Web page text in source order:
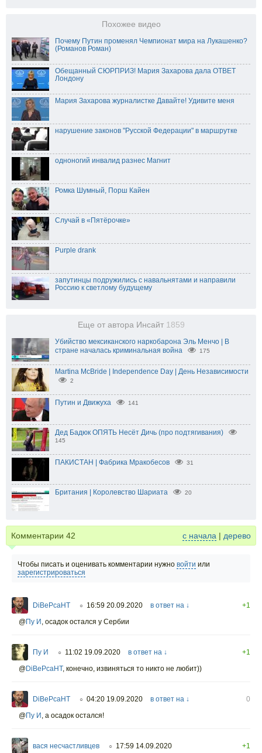
Похожее видео
Почему Путин променял Чемпионат мира на Лукашенко?
(Романов Роман)
Обещанный СЮРПРИЗ! Мария Захарова дала ОТВЕТ
Лондону
Мария Захарова журналистке Давайте! Удивите меня
нарушение законов "Русской Федерации" в маршрутке
одноногий инвалид разнес Магнит
Ромка Шумный, Порш Кайен
Случай в «Пятёрочке»
Purple drank
запутинцы подружились с навальнятами и направили
Россию к светлому будущему
Еще от автора Инсайт 1859
Убийство мексиканского наркобарона Эль Менчо | В
стране началась криминальная война
175
Martina McBride | Independence Day | День Независимости
2
Путин и Движуха 141
Дед Бадюк ОПЯТЬ Несёт Дичь (про подтягивания)
145
ПАКИСТАН | Фабрика Мракобесов 31
Британия | Королевство Шариата 20
Комментарии 42 с начала | дерево
Чтобы писать и оценивать комментарии нужно войти или
зарегистрироваться
DiBePcaHT ○ 16:59 20.09.2020 в ответ на ↓
+1
@Пу И , осадок остался у Сербии
Пу И ○ 11:02 19.09.2020 в ответ на ↓
+1
@DiBePcaHT, конечно, извиняться то никто не любит))
DiBePcaHT ○ 04:20 19.09.2020 в ответ на ↓
0
@Пу И , а осадок остался!
вася несчастливцев ○ 17:59 14.09.2020
+1